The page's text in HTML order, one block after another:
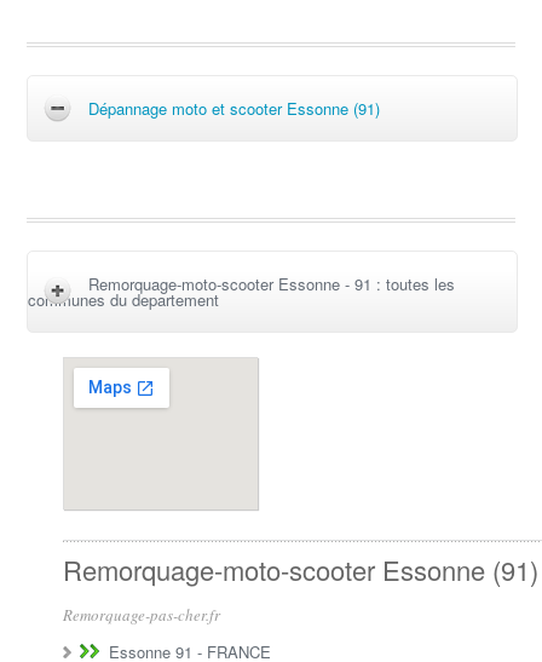
Dépannage moto et scooter Essonne (91)
Remorquage-moto-scooter Essonne - 91 : toutes les
communes du departement
Remorquage-moto-scooter Essonne (91)
Remorquage-pas-cher.fr
Essonne 91 - FRANCE